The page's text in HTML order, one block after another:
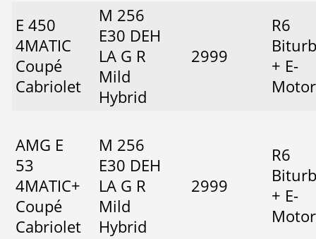
E 450
4MATIC
Coupé
Cabriolet
M 256
E30 DEH
LA G R
Mild
Hybrid
2999
R6
+ E-
Motor
AMG E
53
4MATIC+
Coupé
Cabriolet
M 256
E30 DEH
LA G R
Mild
Hybrid
2999
R6
+ E-
Motor